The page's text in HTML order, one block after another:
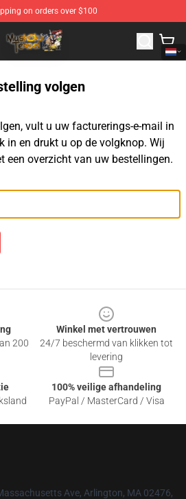
on orders over $100
- Official Mushoku Tensei
volgen
vult u uw facturerings-e-mail in
in en drukt u op de volgknop. Wij
een overzicht van uw bestellingen.
200
Winkel met vertrouwen
24/7 beschermd van klikken tot
levering
100% veilige afhandeling
PayPal / MasterCard / Visa
Ave, Arlington, MA 02476,